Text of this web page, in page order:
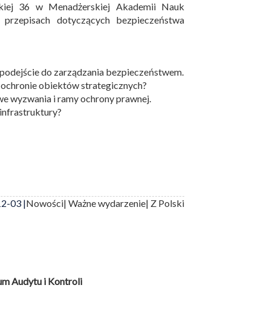
36 w Menadżerskiej Akademii Nauk
dotyczących bezpieczeństwa
do zarządzania bezpieczeństwem.
obiektów strategicznych?
wyzwania i ramy ochrony prawnej.
03 |Nowości| Ważne wydarzenie| Z Polski
Audytu i Kontroli